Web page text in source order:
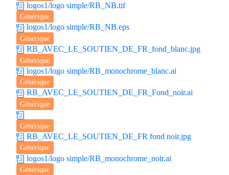
logos1/logo simple/RB_NB.tif
Générique
logos1/logo simple/RB_NB.eps
Générique
RB_AVEC_LE_SOUTIEN_DE_FR_fond_blanc.jpg
Générique
logos1/logo simple/RB_monochrome_blanc.ai
Générique
RB_AVEC_LE_SOUTIEN_DE_FR_Fond_noir.ai
Générique
Générique
RB_AVEC_LE_SOUTIEN_DE_FR fond noir.jpg
Générique
logos1/logo simple/RB_monochrome_noir.ai
Générique